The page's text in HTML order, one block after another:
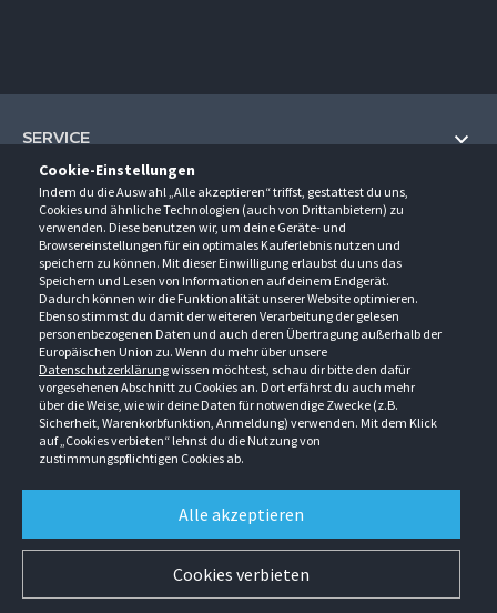
Cookie-Einstellungen
Indem du die Auswahl „Alle akzeptieren“ triffst, gestattest du uns,
Cookies und ähnliche Technologien (auch von Drittanbietern) zu
verwenden. Diese benutzen wir, um deine Geräte- und
Browsereinstellungen für ein optimales Kauferlebnis nutzen und
speichern zu können. Mit dieser Einwilligung erlaubst du uns das
Speichern und Lesen von Informationen auf deinem Endgerät.
Dadurch können wir die Funktionalität unserer Website optimieren.
Ebenso stimmst du damit der weiteren Verarbeitung der gelesen
personenbezogenen Daten und auch deren Übertragung außerhalb der
Europäischen Union zu. Wenn du mehr über unsere
Datenschutzerklärungwissen möchtest, schau dir bitte den dafür
vorgesehenen Abschnitt zu Cookies an. Dort erfährst du auch mehr
über die Weise, wie wir deine Daten für notwendige Zwecke (z.B.
Sicherheit, Warenkorbfunktion, Anmeldung) verwenden. Mit dem Klick
auf „Cookies verbieten“ lehnst du die Nutzung von
zustimmungspflichtigen Cookies ab.
Alle akzeptieren
Cookies verbieten
SERVICE
Hilfe und Information
Fragen und Antworten (FAQ)
Kontakt
Newsletter
Events
Downloads
Kataloge
UNTERNEHMEN
Über uns
Anfahrt
Ansprechpartner
Außendienstbesuch
Jobs & Ausbildung
Retouren/Reklamationen
KONTAKT
Gröner-Schulze GmbH
Sarirstraße 5
12529 Schönefeld
Berlin-Schönefeld: +49 30 68 29 54-0
Saerbeck: +49 2574 88750-0
Weißenhorn: +49 731 3982-0
info@groener-schulze.com
ÖFFNUNGSZEITEN
Montag - Donnerstag
9:00 - 17:00
Freitag
9:00 - 15:00
FOLGE UNS
AGB Datenschutzbestimmungen Impressum
Alle Rechte vorbehalten. © Gröner-Schulze GmbH 2026 Verkauf nur an Unternehmer,